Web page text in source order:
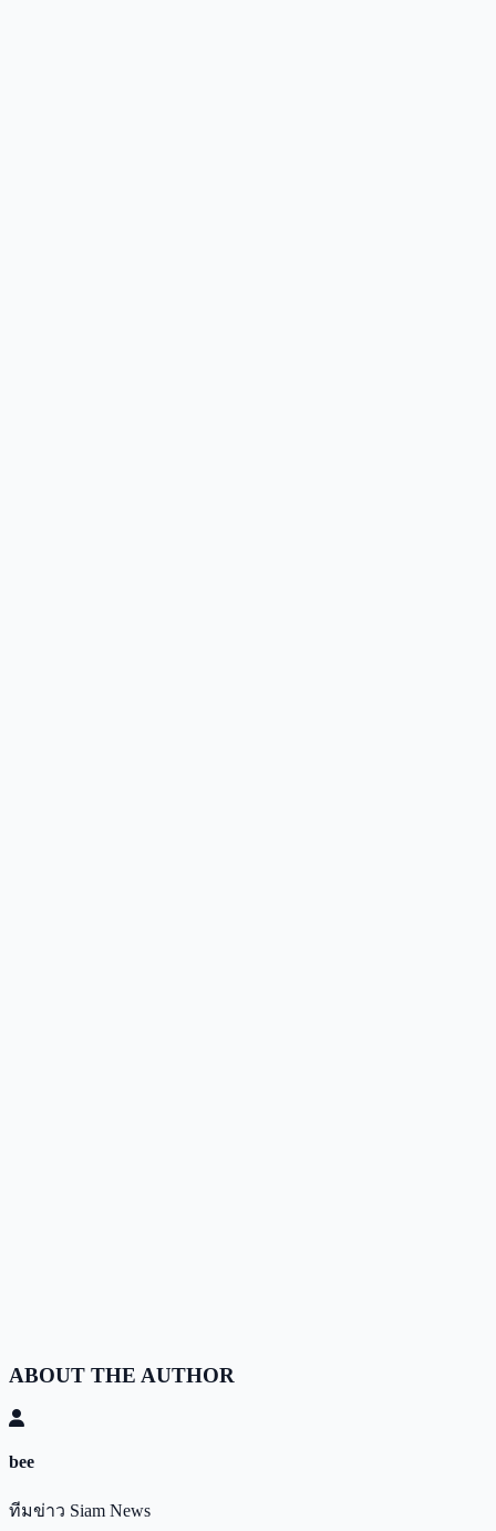
ABOUT THE AUTHOR
bee
ทีมข่าว Siam News